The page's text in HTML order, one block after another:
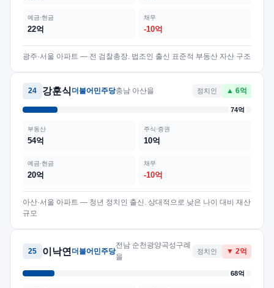
예금·현금
22억
채무
-10억
광주·서울 아파트 — 전 검찰총장. 법조인 출신 표준적 부동산 자산 구조
24 강훈식 더불어민주당충남 아산을 정치인 ▲ 6억
74억
부동산
54억
주식·증권
10억
예금·현금
20억
채무
-10억
아산·서울 아파트 — 청년 정치인 출신. 상대적으로 낮은 나이 대비 재산
규모
25 이낙연 더불어민주당
전남 순천광양곡성구례
을
정치인 ▼ 2억
68억